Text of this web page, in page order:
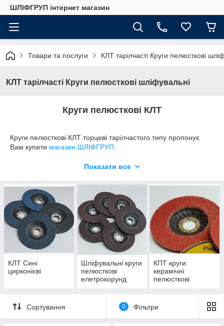
ШЛІФГРУП інтернет магазин
Товари та послуги КЛТ тарілчасті Круги пелюсткові
КЛТ тарілчасті Круги пелюсткові шліфувальні
Круги пелюсткові КЛТ
Круги пелюсткові КЛТ торцеві тарілчастого типу пропонує
Вам купити магазин ШЛІФГРУП.
Показати все
КЛТ Сині
цирконієві
Шліфувальні круги
пелюсткові
елетрокорунд
КПТ круги
керамічні
пелюсткові
Сортування 0 Фільтри